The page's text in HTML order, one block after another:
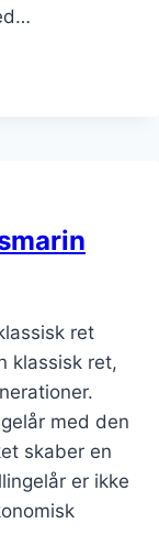
ret
klassisk ret,
med den
skaber en
er ikke